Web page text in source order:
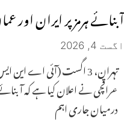
آبنائے ہرمز پر ایران
اگست 4, 2026
تہران، 3 اگست (آئی اے
عراقچی نے اعلان کیا ہے کہ
درمیان جاری اہم